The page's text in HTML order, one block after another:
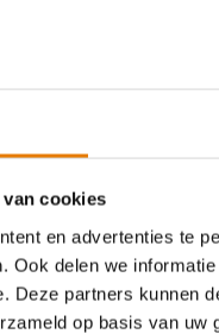
cookies
en advertenties te
Ook delen we
Deze partners kunnen
op basis van uw
cel en voldoet aan
kWh
Box
thuisbatterijen
vóór 14:00